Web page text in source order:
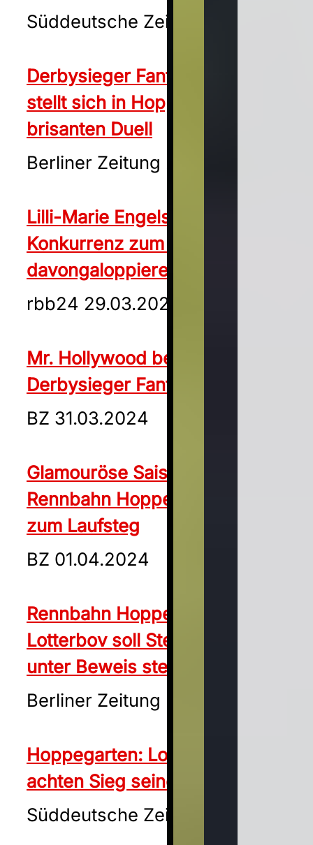
Süddeutsche Zeitung 27.03.2024
Derbysieger Fantastic Moon
stellt sich in Hoppegarten einem
brisanten Duell
Berliner Zeitung 29.03.2024
Lilli-Marie Engels will der
Konkurrenz zum Saisonstart
davongaloppieren
rbb24 29.03.2024
Mr. Hollywood bezwingt den
Derbysieger Fantastic Moon
BZ 31.03.2024
Glamouröse Saison-Eröffnung |
Rennbahn Hoppegarten wird
zum Laufsteg
BZ 01.04.2024
Rennbahn Hoppegarten:
Lotterbov soll Steher-Qualitäten
unter Beweis stellen
Berliner Zeitung 26.04.2024
Hoppegarten: Lordano hofft auf
achten Sieg seiner Laufbahn
Süddeutsche Zeitung 16.05.2024